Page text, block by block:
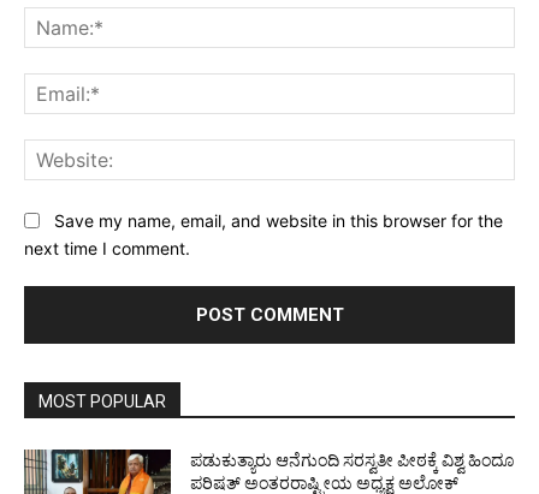
Save my name, email, and website in this browser for the
next time I comment.
MOST POPULAR
ಪಡುಕುತ್ಯಾರು ಆನೆಗುಂದಿ ಸರಸ್ವತೀ ಪೀಠಕ್ಕೆ ವಿಶ್ವ ಹಿಂದೂ
ಪರಿಷತ್ ಅಂತರರಾಷ್ಟ್ರೀಯ ಅಧ್ಯಕ್ಷ ಅಲೋಕ್